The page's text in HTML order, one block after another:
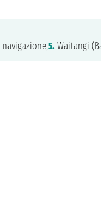
navigazione,5. Waitangi